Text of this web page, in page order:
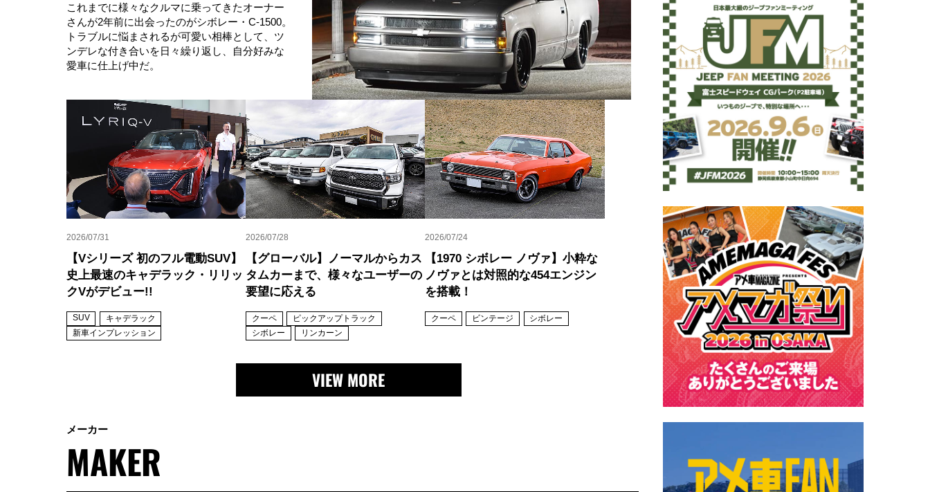
これまでに様々なクルマに乗ってきたオーナー
さんが2年前に出会ったのがシボレー・C-1500。
トラブルに悩まされるが可愛い相棒として、ツ
ンデレな付き合いを日々繰り返し、自分好みな
愛車に仕上げ中だ。
2026/07/31
【Vシリーズ 初のフル電動SUV】
史上最速のキャデラック・リリッ
クVがデビュー!!
SUV
キャデラック
新車インプレッション
2026/07/28
【グローバル】ノーマルからカス
タムカーまで、様々なユーザーの
要望に応える
クーペ
ピックアップトラック
シボレー
リンカーン
2026/07/24
【1970 シボレー ノヴァ】小粋な
ノヴァとは対照的な454エンジン
を搭載！
クーペ ビンテージ シボレー
VIEW MORE
メーカー
MAKER